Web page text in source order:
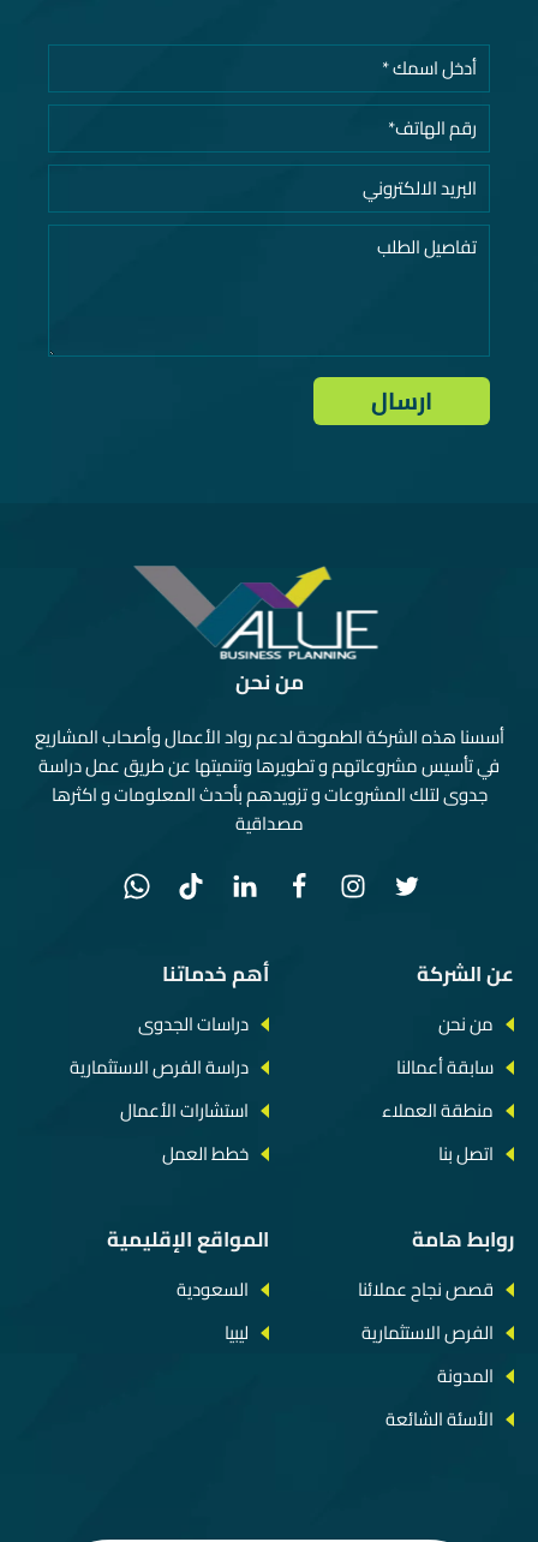
من نحن
أسسنا هذه الشركة الطموحة لدعم رواد الأعمال وأصحاب المشاريع
في تأسيس مشروعاتهم و تطويرها وتنميتها عن طريق عمل دراسة
جدوى لتلك المشروعات و تزويدهم بأحدث المعلومات و اكثرها
مصداقية
عن الشركة
من نحن
سابقة أعمالنا
منطقة العملاء
اتصل بنا
أهم خدماتنا
دراسات الجدوى
دراسة الفرص الاستثمارية
استشارات الأعمال
خطط العمل
روابط هامة
قصص نجاح عملائنا
الفرص الاستثمارية
المدونة
الأسئة الشائعة
المواقع الإقليمية
السعودية
ليبيا